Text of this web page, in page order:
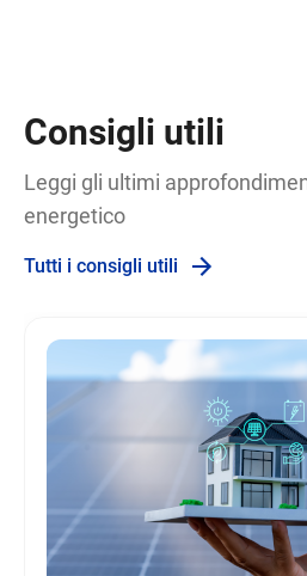
Consigli utili
Leggi gli ultimi
energetico
Tutti i consigli utili